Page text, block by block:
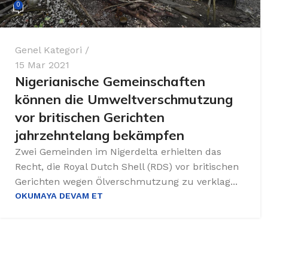
0
Genel Kategori
15 Mar 2021
Nigerianische Gemeinschaften
können die Umweltverschmutzung
vor britischen Gerichten
jahrzehntelang bekämpfen
Zwei Gemeinden im Nigerdelta erhielten das
Recht, die Royal Dutch Shell (RDS) vor britischen
Gerichten wegen Ölverschmutzung zu verklag...
OKUMAYA DEVAM ET